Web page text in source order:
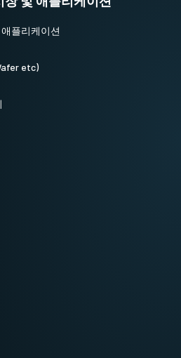
플리케이션
etc)